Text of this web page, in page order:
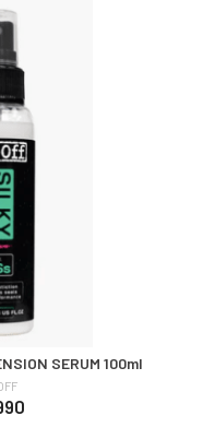
SERUM 100ml